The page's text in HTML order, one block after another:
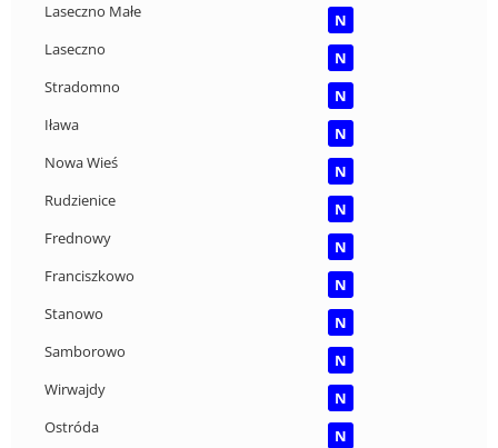
Laseczno Małe
N
Laseczno
N
Stradomno
N
Iława
N
Nowa Wieś
N
Rudzienice
N
Frednowy
N
Franciszkowo
N
Stanowo
N
Samborowo
N
Wirwajdy
N
Ostróda
N